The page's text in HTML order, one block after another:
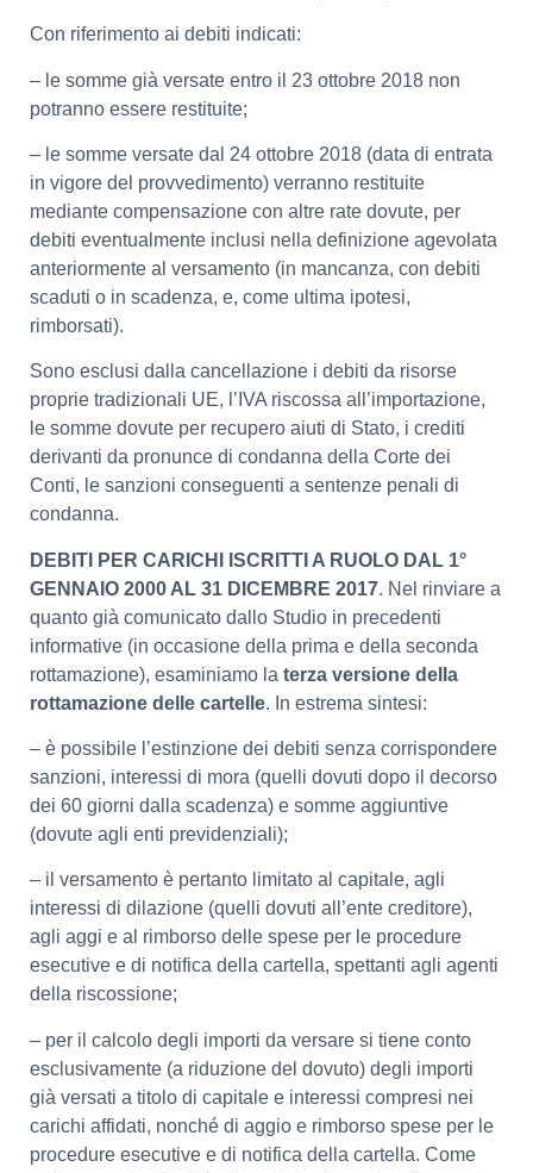
Con riferimento ai debiti indicati:
– le somme già versate entro il 23 ottobre 2018 non
potranno essere restituite;
– le somme versate dal 24 ottobre 2018 (data di entrata
in vigore del provvedimento) verranno restituite
mediante compensazione con altre rate dovute, per
debiti eventualmente inclusi nella definizione agevolata
anteriormente al versamento (in mancanza, con debiti
scaduti o in scadenza, e, come ultima ipotesi,
rimborsati).
Sono esclusi dalla cancellazione i debiti da risorse
proprie tradizionali UE, l’IVA riscossa all’importazione,
le somme dovute per recupero aiuti di Stato, i crediti
derivanti da pronunce di condanna della Corte dei
Conti, le sanzioni conseguenti a sentenze penali di
condanna.
DEBITI PER CARICHI ISCRITTI A RUOLO DAL 1°
GENNAIO 2000 AL 31 DICEMBRE 2017. Nel rinviare a
quanto già comunicato dallo Studio in precedenti
informative (in occasione della prima e della seconda
rottamazione), esaminiamo la terza versione della
rottamazione delle cartelle. In estrema sintesi:
– è possibile l’estinzione dei debiti senza corrispondere
sanzioni, interessi di mora (quelli dovuti dopo il decorso
dei 60 giorni dalla scadenza) e somme aggiuntive
(dovute agli enti previdenziali);
– il versamento è pertanto limitato al capitale, agli
interessi di dilazione (quelli dovuti all’ente creditore),
agli aggi e al rimborso delle spese per le procedure
esecutive e di notifica della cartella, spettanti agli agenti
della riscossione;
– per il calcolo degli importi da versare si tiene conto
esclusivamente (a riduzione del dovuto) degli importi
già versati a titolo di capitale e interessi compresi nei
carichi affidati, nonché di aggio e rimborso spese per le
procedure esecutive e di notifica della cartella. Come